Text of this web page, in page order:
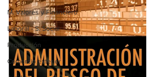
M. Valores y Financiero
Laboral - S. Social
Producción
Comercio exterior